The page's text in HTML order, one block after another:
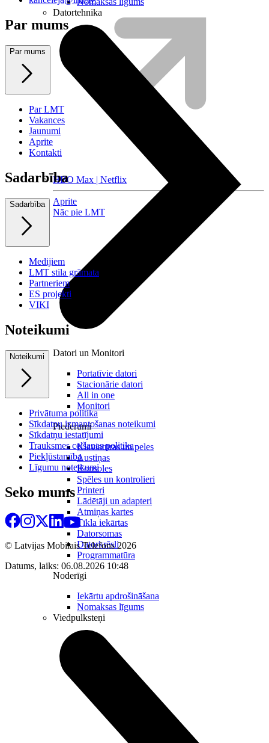
HBO Max | Netflix
Aprite
Nāc pie LMT
Datortehnika
Datori un Monitori
Portatīvie datori
Stacionārie datori
All in one
Monitori
Piederumi
Klaviatūras un peles
Austiņas
Konsoles
Spēles un kontrolieri
Printeri
Lādētāji un adapteri
Atmiņas kartes
Tīkla iekārtas
Datorsomas
Datorkrēsli
Programmatūra
Noderīgi
Iekārtu apdrošināšana
Nomaksas līgums
Viedpulksteņi
Par mums
Par mums
Par LMT
Vakances
Jaunumi
Aprite
Kontakti
Sadarbība
Sadarbība
Medijiem
LMT stila grāmata
Partneriem
ES projekti
VIKI
Noteikumi
Noteikumi
Privātuma politika
Sīkdatņu izmantošanas noteikumi
Sīkdatņu iestatījumi
Trauksmes celšanas politika
Piekļūstamība
Līgumu noteikumi
Seko mums
© Latvijas Mobilais Telefons2026
Datums, laiks: 06.08.2026 10:48